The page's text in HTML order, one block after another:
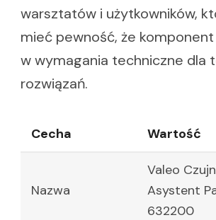
warsztatów i użytkowników,
mieć pewność, że
w wymagania techniczne dla
rozwiązań.
Cecha Wartość
Nazwa
Valeo
Asystent
632200